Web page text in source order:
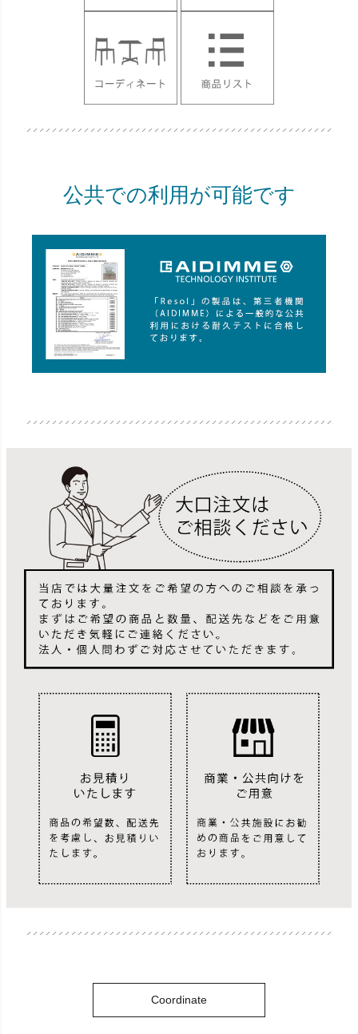
公共での利用が可能です
Coordinate